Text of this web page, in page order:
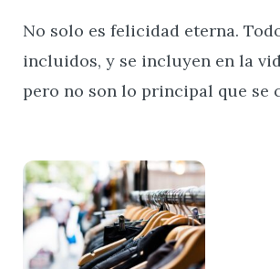
No solo es felicidad eterna.
incluidos, y se incluyen en la
pero no son lo principal que se